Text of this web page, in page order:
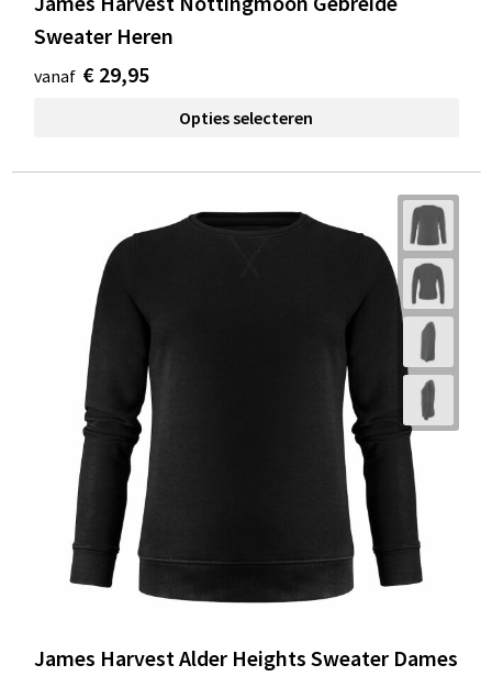
Sweater Heren
vanaf € 29,95
Opties selecteren
James Harvest Alder Heights Sweater Dames